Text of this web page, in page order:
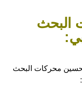
البحث
تحسين محركات البحث